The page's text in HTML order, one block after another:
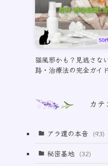
猫風邪かも？見逃さな
路・治療法の完全ガイド
カテ
アラ還の本音 (93)
(69)
秘密基地 (32)